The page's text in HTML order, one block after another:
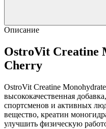
Описание
OstroVit Creatine
Cherry
OstroVit Creatine
высококачественная
спортсменов и активных
вещество, креатин
улучшить физическую